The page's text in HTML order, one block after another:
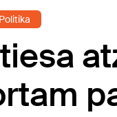
Politika